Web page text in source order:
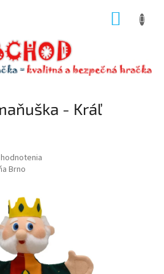
- Kráľ
Brno